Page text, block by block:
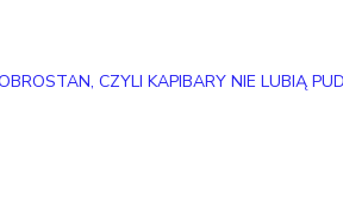
CZYLI KAPIBARY NIE LUBIĄ